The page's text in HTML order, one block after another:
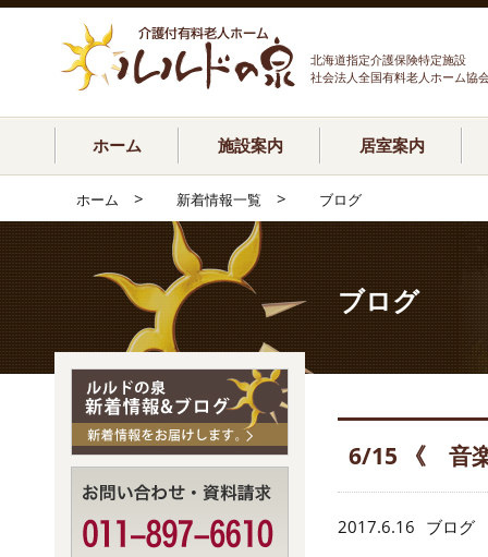
北海道指定介護保険特定施設
社会法人全国有料老人ホーム協
ホーム 施設案内 居室案内
ホーム > 新着情報一覧 > ブログ
ブログ
6/15 《 音
2017.6.16 ブログ